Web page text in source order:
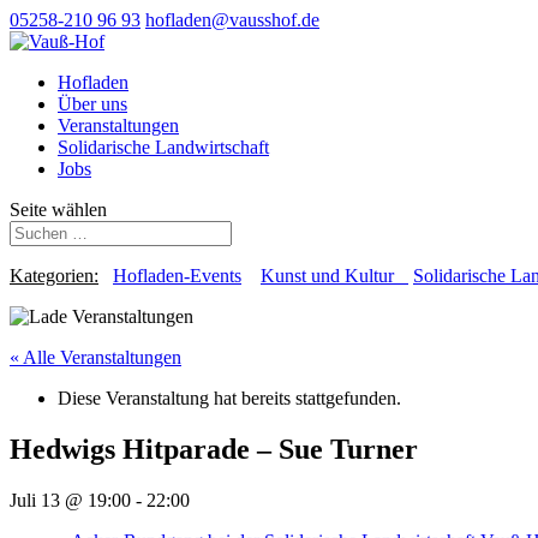
05258-210 96 93 hofladen@vausshof.de
Hofladen
Über uns
Veranstaltungen
Solidarische Landwirtschaft
Jobs
Seite wählen
Kategorien: Hofladen-Events Kunst und Kultur Solidarische
« Alle Veranstaltungen
Diese Veranstaltung hat bereits stattgefunden.
Hedwigs Hitparade – Sue Turner
Juli 13 @ 19:00 - 22:00